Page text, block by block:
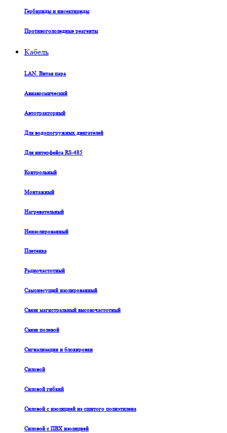
Гербициды и инсектициды
Противогололедные реагенты
Кабель
LAN. Витая пара
Авиакосмический
Автотракторный
Для водопогружных двигателей
Для интерфейса RS-485
Контрольный
Монтажный
Нагревательный
Неизолированный
Плетенка
Радиочастотный
Самонесущий изолированный
Связи магистральный высокочастотный
Связи полевой
Сигнализации и блокировки
Силовой
Силовой гибкий
Силовой с изоляцией из сшитого полиэтилена
Силовой с ПВХ изоляцией